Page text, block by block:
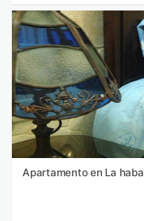
Apartamento en La